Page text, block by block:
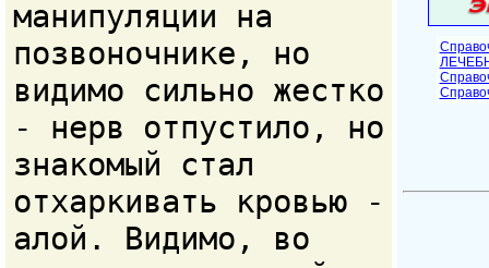
манипуляции на
позвоночнике, но
видимо сильно жестко
- нерв отпустило, но
знакомый стал
отхаркивать кровью -
алой. Видимо, во